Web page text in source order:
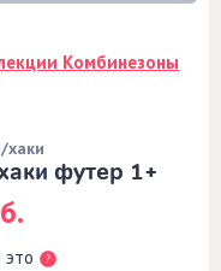
Комбинезоны
футер 1+
хаки
это